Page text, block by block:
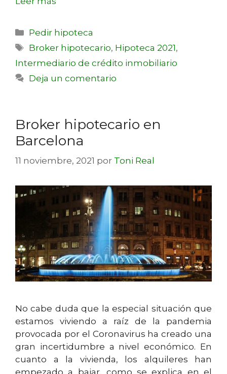
Pedir hipoteca
Broker hipotecario, Hipoteca 2021,
Intermediario de crédito inmobiliario
Deja un comentario
Broker hipotecario en
Barcelona
11 noviembre, 2021 por Toni Real
No cabe duda que la especial situación que
estamos viviendo a raíz de la pandemia
provocada por el Coronavirus ha creado una
gran incertidumbre a nivel económico. En
cuanto a la vivienda, los alquileres han